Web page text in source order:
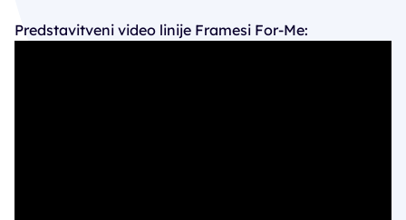
Predstavitveni video linije Framesi For-Me: